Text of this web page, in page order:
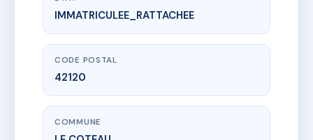
www.vme.plus/AC6763619
ALOUETTE
1 pas damon42120 LE COTEAU
IMMATRICULEE_RATTACHEE
CODE POSTAL
42120
COMMUNE